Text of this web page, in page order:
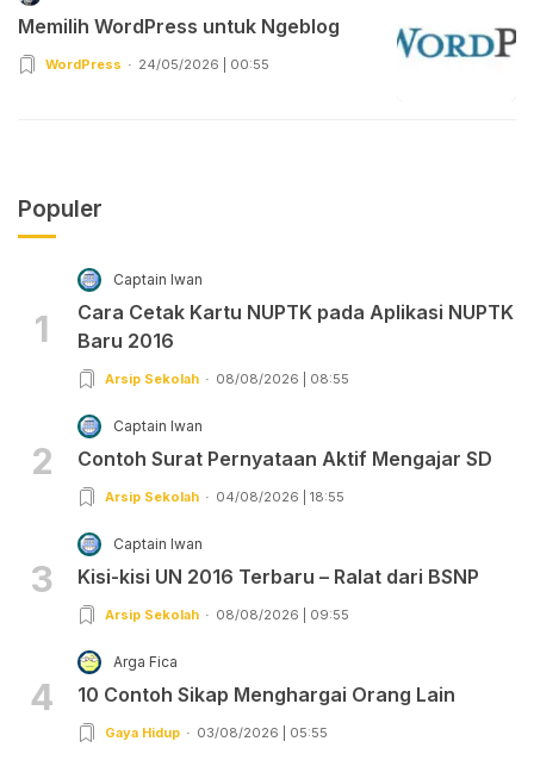
Memilih WordPress untuk Ngeblog
WordPress 24/05/2026 | 00:55
Populer
1
Captain Iwan
Cara Cetak Kartu NUPTK pada Aplikasi NUPTK
Baru 2016
Arsip Sekolah 08/08/2026 | 08:55
2
Captain Iwan
Contoh Surat Pernyataan Aktif Mengajar SD
Arsip Sekolah 04/08/2026 | 18:55
3
Captain Iwan
Kisi-kisi UN 2016 Terbaru – Ralat dari BSNP
Arsip Sekolah 08/08/2026 | 09:55
4
Arga Fica
10 Contoh Sikap Menghargai Orang Lain
Gaya Hidup 03/08/2026 | 05:55